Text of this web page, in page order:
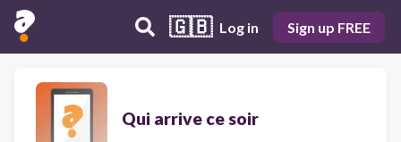
🇬🇧 Log in Sign up FREE
Qui arrive ce soir